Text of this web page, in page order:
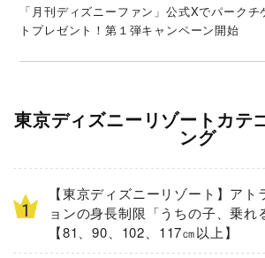
「月刊ディズニーファン」公式Xでパークチ
トプレゼント！第１弾キャンペーン開始
東京ディズニーリゾートカテ
ング
【東京ディズニーリゾート】アト
ョンの身長制限「うちの子、乗れ
【81、90、102、117㎝以上】